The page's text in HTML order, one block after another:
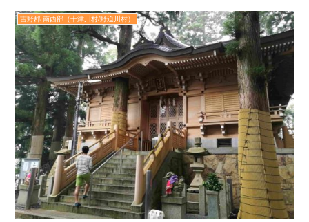
吉野郡 南西部（十津川村/野迫川村）